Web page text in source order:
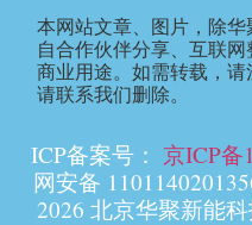
ICP备案号： 京ICP备
网安备
2026 北京华聚新能
本网站文章、图片，除
自合作伙伴分享、互联
商业用途。如需转载，请
请联系我们删除。